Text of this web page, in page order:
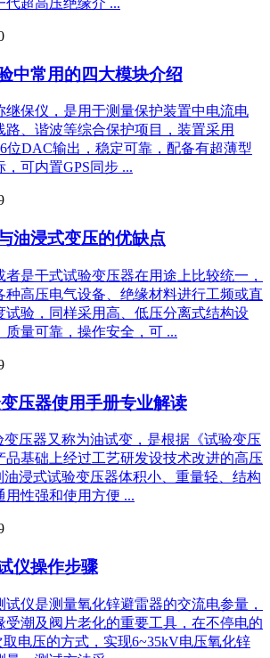
超高压绝缘介 ...
中常用的四大模块介绍
继保仪，是用于测量保护装置中电流电
路、谐波等综合保护项目，装置采用
位DAC输出，稳定可靠，配备有超薄型
可内置GPS同步 ...
油浸式变压的优缺点
是干式试验变压器在用途上比较统一，
种高压电气设备、绝缘材料进行工频或直
试验，同样采用高、低压分离式结构设
量可靠，操作安全，可 ...
压器使用手册专业解读
压器又称为油试变，是根据《试验变压
品基础上经过工艺研发设技术改进的高压
浸式试验变压器体积小、重量轻、结构
用性强和使用方便 ...
仪操作步骤
仪是测量氧化锌避雷器的交流电参量，
受潮及阀片老化的重要工具，在不停电的
电压的方式，实现6~35kV电压氧化锌